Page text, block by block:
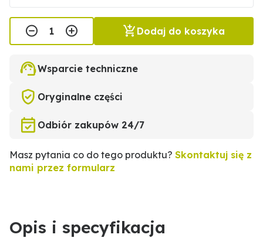
Dodaj do koszyka
Wsparcie techniczne
Oryginalne części
Odbiór zakupów 24/7
Masz pytania co do tego produktu? Skontaktuj się z
nami przez formularz
Opis i specyfikacja